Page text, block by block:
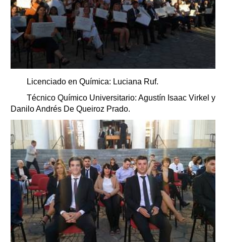
Licenciado en Química: Luciana Ruf.
Técnico Químico Universitario: Agustín Isaac Virkel y
Danilo Andrés De Queiroz Prado.